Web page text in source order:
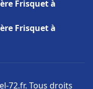
Frisquet à
Frisquet à
72.fr. Tous droits